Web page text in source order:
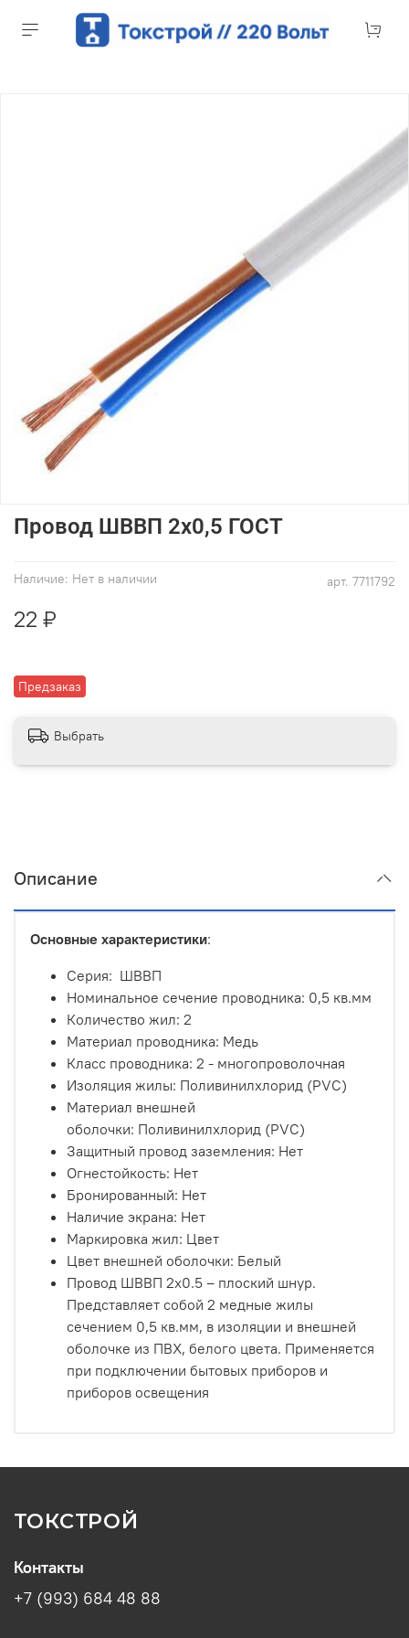
арт. 7711792
Наличие: Нет в наличии
Предзаказ
Провод ШВВП 2х0,5 ГОСТ
22 ₽
Выбрать
Описание
Основные характеристики:
Серия: ШВВП
Номинальное сечение проводника: 0,5 кв.мм
Количество жил: 2
Материал проводника: Медь
Класс проводника: 2 - многопроволочная
Изоляция жилы: Поливинилхлорид (PVC)
Материал внешней
оболочки: Поливинилхлорид (PVC)
Защитный провод заземления: Нет
Огнестойкость: Нет
Бронированный: Нет
Наличие экрана: Нет
Маркировка жил: Цвет
Цвет внешней оболочки: Белый
Провод ШВВП 2х0.5 – плоский шнур.
Представляет собой 2 медные жилы
сечением 0,5 кв.мм, в изоляции и внешней
оболочке из ПВХ, белого цвета. Применяется
при подключении бытовых приборов и
приборов освещения
ТОКСТРОЙ
Контакты
+7 (993) 684 48 88